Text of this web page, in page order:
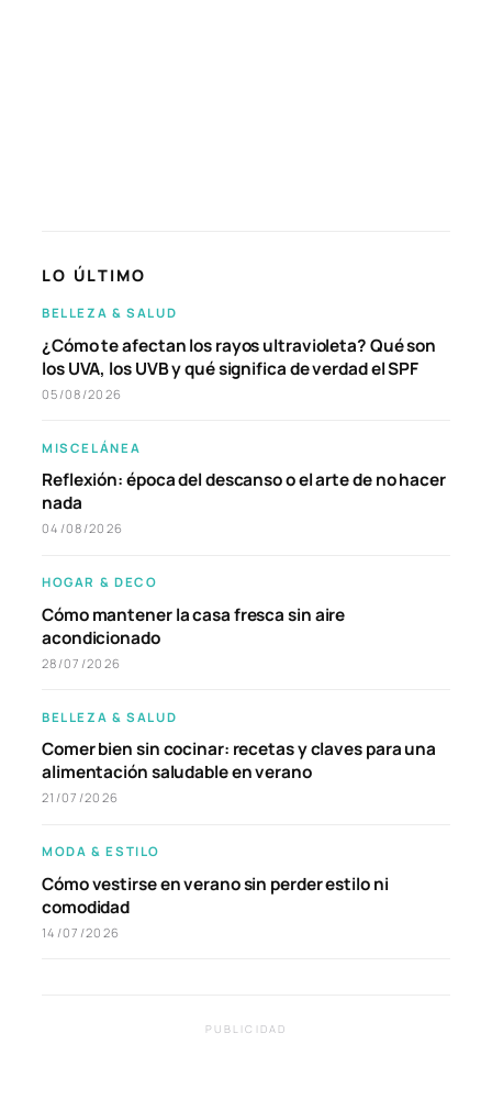
LO ÚLTIMO
BELLEZA & SALUD
¿Cómo te afectan los rayos ultravioleta? Qué son
los UVA, los UVB y qué significa de verdad el SPF
05/08/2026
MISCELÁNEA
Reflexión: época del descanso o el arte de no hacer
nada
04/08/2026
HOGAR & DECO
Cómo mantener la casa fresca sin aire
acondicionado
28/07/2026
BELLEZA & SALUD
Comer bien sin cocinar: recetas y claves para una
alimentación saludable en verano
21/07/2026
MODA & ESTILO
Cómo vestirse en verano sin perder estilo ni
comodidad
14/07/2026
PUBLICIDAD